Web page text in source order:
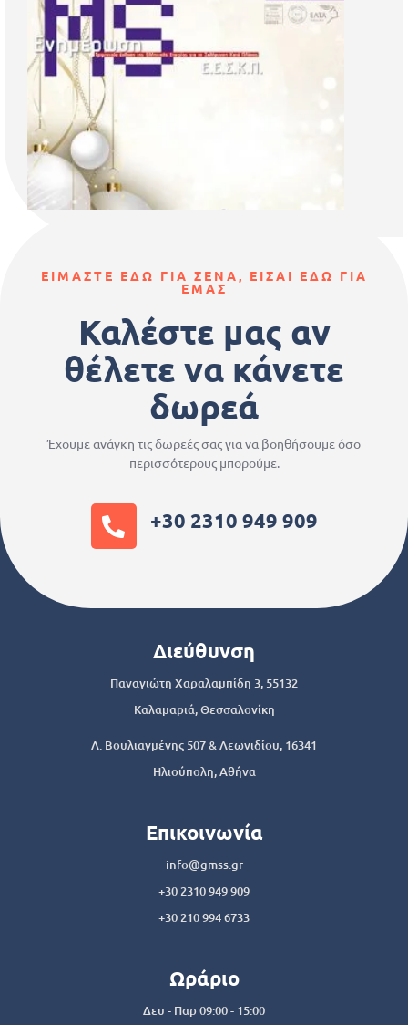
ΕΙΜΑΣΤΕ ΕΔΩ ΓΙΑ ΣΕΝΑ, ΕΙΣΑΙ ΕΔΩ ΓΙΑ
ΕΜΑΣ
Καλέστε μας αν
θέλετε να κάνετε
δωρεά
Έχουμε ανάγκη τις δωρεές σας για να βοηθήσουμε όσο
περισσότερους μπορούμε.
+30 2310 949 909
Διεύθυνση
Παναγιώτη Χαραλαμπίδη 3, 55132
Καλαμαριά, Θεσσαλονίκη
Λ. Βουλιαγμένης 507 & Λεωνιδίου, 16341
Ηλιούπολη, Αθήνα
Επικοινωνία
info@gmss.gr
+30 2310 949 909
+30 210 994 6733
Ωράριο
Δευ - Παρ 09:00 - 15:00